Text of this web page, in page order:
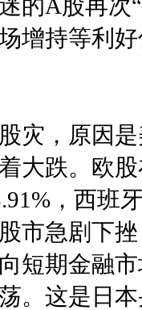
的A股再
增持等利
灾，原因
大跌。欧
，西班
市急剧下
短期金融
。这是日